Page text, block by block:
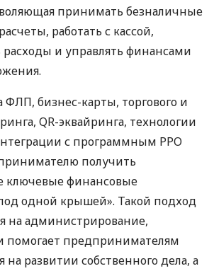
принимать безналичные
работать с кассой,
расходы и управлять финансами
ФЛП, бизнес-карты, торгового и
QR-эквайринга, технологии
с программным РРО
получить
ключевые финансовые
одной крышей». Такой подход
на администрирование,
помогает предпринимателям
на развитии собственного дела, а